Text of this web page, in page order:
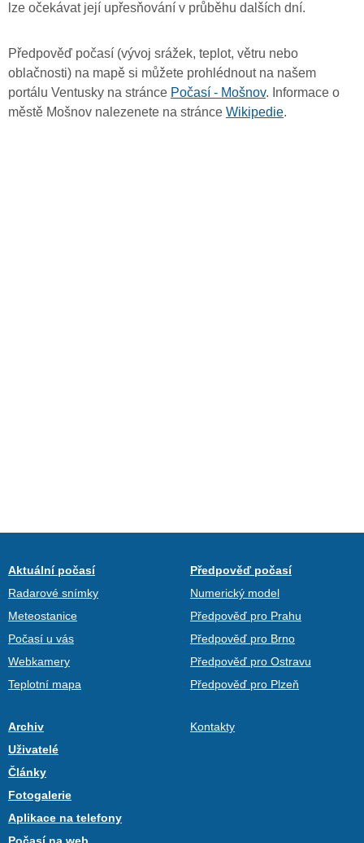
lze očekávat její upřesňování v průběhu dalších dní.
Předpověď počasí (vývoj srážek, teplot, větru nebo
oblačnosti) na mapě si můžete prohlédnout na našem
portálu Ventusky na stránce Počasí - Mošnov. Informace o
městě Mošnov nalezenete na stránce Wikipedie.
Aktuální počasí
Radarové snímky
Meteostanice
Počasí u vás
Webkamery
Teplotní mapa
Předpověď počasí
Numerický model
Předpověď pro Prahu
Předpověď pro Brno
Předpověď pro Ostravu
Předpověď pro Plzeň
Archiv
Uživatelé
Články
Fotogalerie
Aplikace na telefony
Kontakty